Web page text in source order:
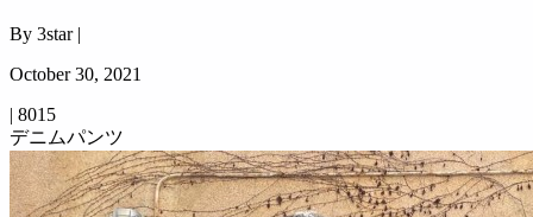
By 3star |
October 30, 2021
| 8015
デニムパンツ